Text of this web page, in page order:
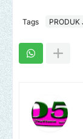
Tags PRODUK